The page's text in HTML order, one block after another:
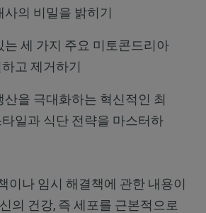
의 비밀을 밝히기
는 세 가지 주요 미토콘드리아
고 제거하기
산을 극대화하는 혁신적인 최
일과 식단 전략을 마스터하
이나 임시 해결책에 관한 내용이
의 건강, 즉 세포를 근본적으로